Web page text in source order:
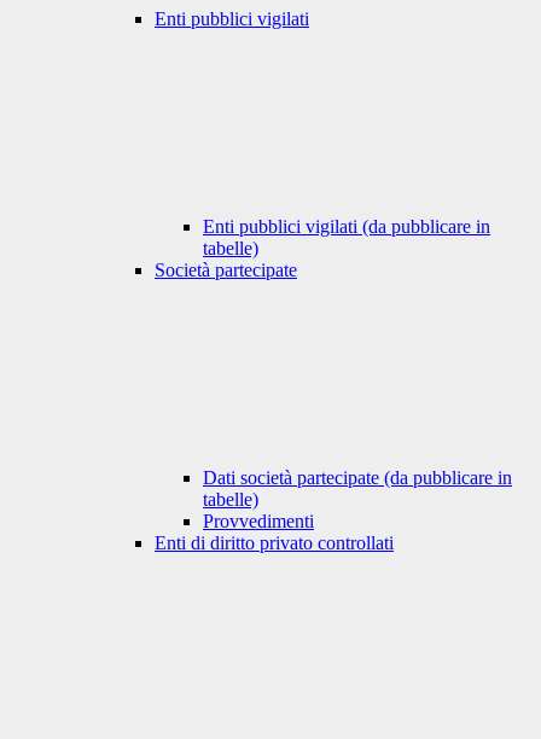
Enti pubblici vigilati
Enti pubblici vigilati (da pubblicare in
tabelle)
Società partecipate
Dati società partecipate (da pubblicare in
tabelle)
Provvedimenti
Enti di diritto privato controllati